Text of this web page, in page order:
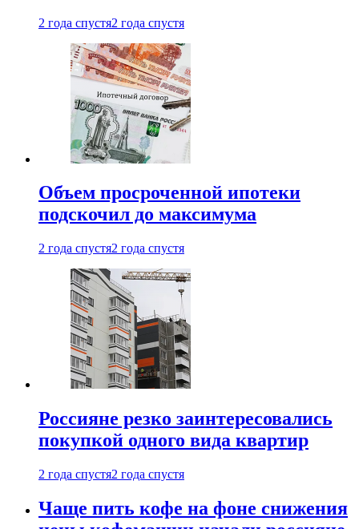
2 года спустя2 года спустя
Объем просроченной ипотеки
подскочил до максимума
2 года спустя2 года спустя
Россияне резко заинтересовались
покупкой одного вида квартир
2 года спустя2 года спустя
Чаще пить кофе на фоне снижения